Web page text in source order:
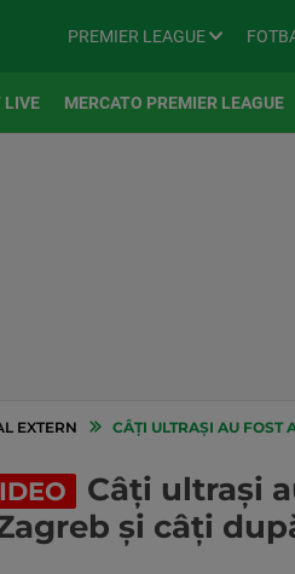
PREMIER LEAGUE
LIVE MERCATO PREMIER LEAGUE
EXTERN CÂȚI ULTRAȘI AU FOST
Câți ultrași
și câți